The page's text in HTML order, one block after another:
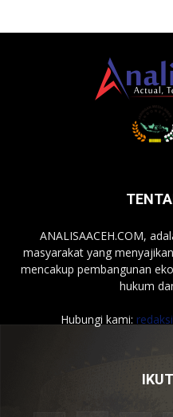
ANALISAACEH.COM,
masyarakat yang
mencakup pembangunan
hukum
Hubungi kami: